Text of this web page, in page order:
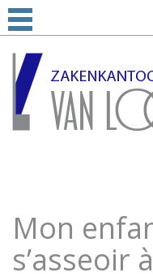
Mon
s’asseoir